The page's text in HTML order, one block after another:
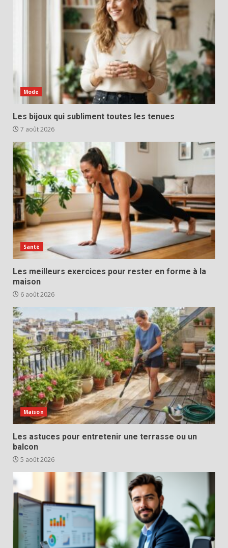
Mode
Les bijoux qui subliment toutes les tenues
7 août 2026
Santé
Les meilleurs exercices pour rester en forme à la
maison
6 août 2026
Maison
Les astuces pour entretenir une terrasse ou un
balcon
5 août 2026